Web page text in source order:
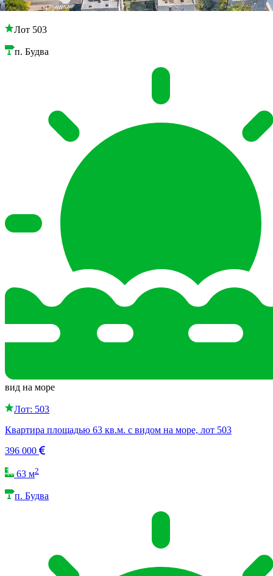
Лот 503
п. Будва
вид на море
Лот: 503
Квартира площадью 63 кв.м. с видом на море, лот 503
396 000
63 м2
п. Будва